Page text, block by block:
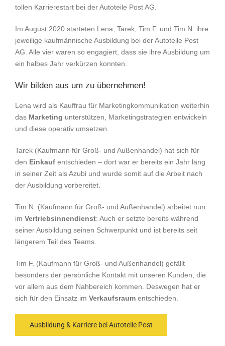
tollen Karrierestart bei der Autoteile Post AG.
Im August 2020 starteten Lena, Tarek, Tim F. und Tim N. ihre
jeweilige kaufmännische Ausbildung bei der Autoteile Post
AG. Alle vier waren so engagiert, dass sie ihre Ausbildung um
ein halbes Jahr verkürzen konnten.
Wir bilden aus um zu übernehmen!
Lena wird als Kauffrau für Marketingkommunikation weiterhin
das Marketing unterstützen, Marketingstrategien entwickeln
und diese operativ umsetzen.
Tarek (Kaufmann für Groß- und Außenhandel) hat sich für
den Einkaufentschieden – dort war er bereits ein Jahr lang
in seiner Zeit als Azubi und wurde somit auf die Arbeit nach
der Ausbildung vorbereitet.
Tim N. (Kaufmann für Groß- und Außenhandel) arbeitet nun
im Vertriebsinnendienst: Auch er setzte bereits während
seiner Ausbildung seinen Schwerpunkt und ist bereits seit
längerem Teil des Teams.
Tim F. (Kaufmann für Groß- und Außenhandel) gefällt
besonders der persönliche Kontakt mit unseren Kunden, die
vor allem aus dem Nahbereich kommen. Deswegen hat er
sich für den Einsatz im Verkaufsraumentschieden.
Ausbildung & Karriere bei Autoteile Post